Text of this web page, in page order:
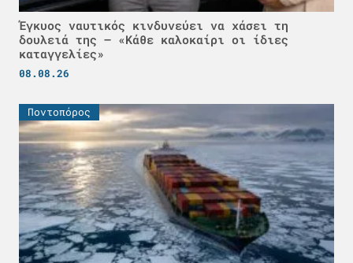
Έγκυος ναυτικός κινδυνεύει να χάσει τη
δουλειά της – «Κάθε καλοκαίρι οι ίδιες
καταγγελίες»
08.08.26
Ποντοπόρος